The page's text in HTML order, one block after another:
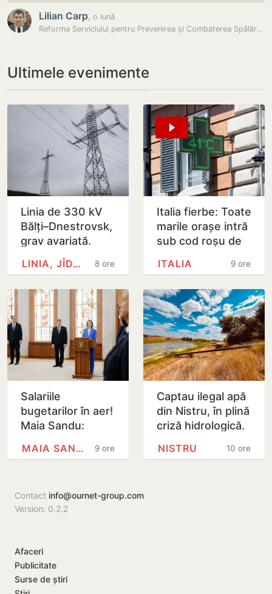
Lilian Carp, o lună
Reforma Serviciului pentru Prevenirea și Combaterea Spălării Banilor,…
Ultimele evenimente
Linia de 330 kV
Bălți–Dnestrovsk,
grav avariată.
Restabilirea ar
putea dura peste
8 ore
LINIA, JÎDACIV
Italia fierbe: Toate
marile orașe intră
sub cod roșu de
9 ore
ITALIA
Salariile
bugetarilor în aer!
Maia Sandu:
septembrie ar
9 ore
MAIA SANDU
Captau ilegal apă
din Nistru, în plină
criză hidrologică.
Criuleni, amendați
10 ore
NISTRU
Contact info@ournet-group.com
Version: 0.2.2
Afaceri
Publicitate
Surse de știri